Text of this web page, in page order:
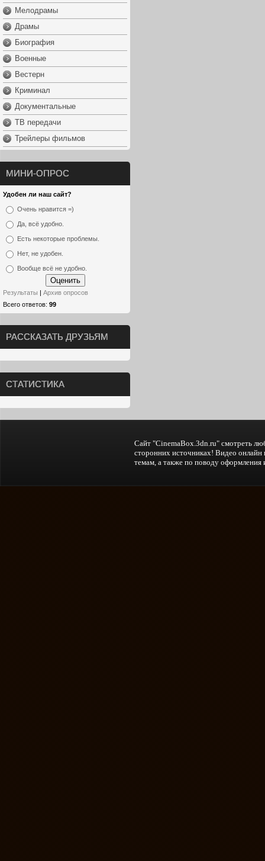
Мелодрамы
Драмы
Биография
Военные
Вестерн
Криминал
Документальные
ТВ передачи
Трейлеры фильмов
МИНИ-ОПРОС
Удобен ли наш сайт?
Очень нравится =)
Да, всё удобно.
Есть некоторые проблемы.
Нет, не удобен.
Вообще всё не удобно.
Результаты
Архив опросов
Всего ответов: 99
РАССКАЗАТЬ ДРУЗЬЯМ
СТАТИСТИКА
Сайт "CinemaBox.3dn.ru" смотреть
сторонних источниках! Видео
темам, а также по поводу